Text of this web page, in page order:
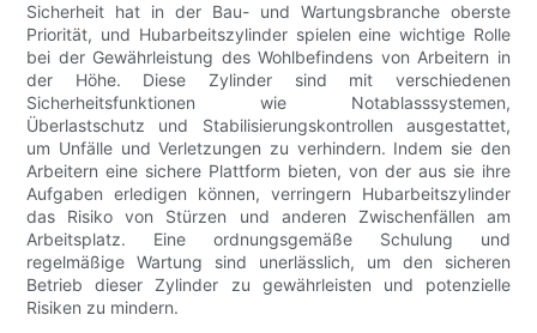
Sicherheit hat in der Bau- und Wartungsbranche oberste
Priorität, und Hubarbeitszylinder spielen eine wichtige Rolle
bei der Gewährleistung des Wohlbefindens von Arbeitern in
der Höhe. Diese Zylinder sind mit verschiedenen
Sicherheitsfunktionen wie Notablasssystemen,
Überlastschutz und Stabilisierungskontrollen ausgestattet,
um Unfälle und Verletzungen zu verhindern. Indem sie den
Arbeitern eine sichere Plattform bieten, von der aus sie ihre
Aufgaben erledigen können, verringern Hubarbeitszylinder
das Risiko von Stürzen und anderen Zwischenfällen am
Arbeitsplatz. Eine ordnungsgemäße Schulung und
regelmäßige Wartung sind unerlässlich, um den sicheren
Betrieb dieser Zylinder zu gewährleisten und potenzielle
Risiken zu mindern.